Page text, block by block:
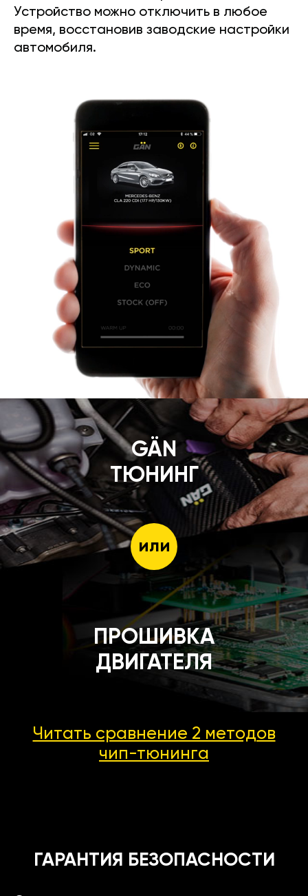
Устройство можно отключить в любое
время, восстановив заводские настройки
автомобиля.
GÄN
ТЮНИНГ
или
ПРОШИВКА
ДВИГАТЕЛЯ
Читать сравнение 2 методов
чип-тюнинга
ГАРАНТИЯ БЕЗОПАСНОСТИ